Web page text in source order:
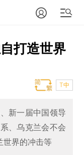
打造世界
T中
新一届中国领导
、乌克兰会不会
世界的冲击等